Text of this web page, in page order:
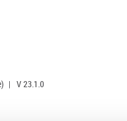
| V 23.1.0